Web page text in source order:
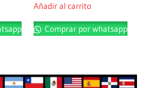
Añadir al carrito
Comprar por whatsapp